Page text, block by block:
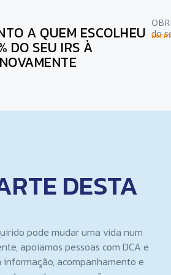
A QUEM ESCOLHEU
DO SEU IRS À
do
Ler
DESTA
pode mudar uma vida num
apoiamos pessoas com DCA e
informação, acompanhamento e